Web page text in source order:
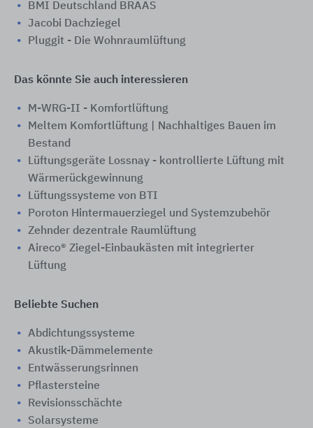
BMI Deutschland BRAAS
Jacobi Dachziegel
Pluggit - Die Wohnraumlüftung
Das könnte Sie auch interessieren
M-WRG-II - Komfortlüftung
Meltem Komfortlüftung | Nachhaltiges Bauen im
Bestand
Lüftungsgeräte Lossnay - kontrollierte Lüftung mit
Wärmerückgewinnung
Lüftungssysteme von BTI
Poroton Hintermauerziegel und Systemzubehör
Zehnder dezentrale Raumlüftung
Aireco® Ziegel-Einbaukästen mit integrierter
Lüftung
Beliebte Suchen
Abdichtungssysteme
Akustik-Dämmelemente
Entwässerungsrinnen
Pflastersteine
Revisionsschächte
Solarsysteme